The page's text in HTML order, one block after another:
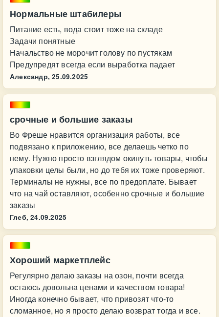
Нормальные штабилеры
Питание есть, вода стоит тоже на складе
Задачи понятные
Начальство не морочит голову по пустякам
Предупредят всегда если выработка падает
Александр, 25.09.2025
срочные и большие заказы
Во Фреше нравится организация работы, все
подвязано к приложению, все делаешь четко по
нему. Нужно просто взглядом окинуть товары, чтобы
упаковки целы были, но до тебя их тоже проверяют.
Терминалы не нужны, все по предоплате. Бывает
что на чай оставляют, особенно срочные и большие
заказы
Глеб, 24.09.2025
Хороший маркетплейс
Регулярно делаю заказы на озон, почти всегда
остаюсь довольна ценами и качеством товара!
Иногда конечно бывает, что привозят что-то
сломанное, но я просто делаю возврат тогда и все.